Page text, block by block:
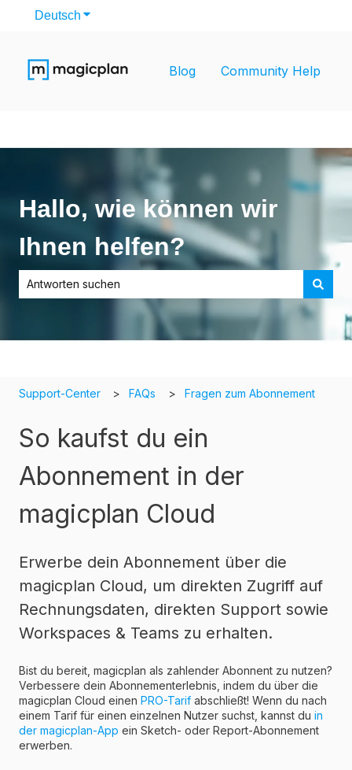
Deutsch Untermenü für Übersetzungen anzeigen
Blog Community Help
Hallo, wie können wir
Ihnen helfen?
Es gibt keine Vorschläge, da das Suchfeld leer ist.
Support-Center FAQs Fragen zum Abonnement
So kaufst du ein
Abonnement in der
magicplan Cloud
Erwerbe dein Abonnement über die
magicplan Cloud, um direkten Zugriff auf
Rechnungsdaten, direkten Support sowie
Workspaces & Teams zu erhalten.
Bist du bereit, magicplan als zahlender Abonnent zu nutzen?
Verbessere dein Abonnementerlebnis, indem du über die
magicplan Cloud einen PRO-Tarif abschließt! Wenn du nach
einem Tarif für einen einzelnen Nutzer suchst, kannst du in
der magicplan-App ein Sketch- oder Report-Abonnement
erwerben.